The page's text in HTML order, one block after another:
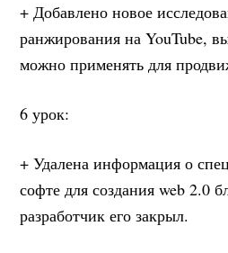
+ Добавлено новое
ранжирования на YouTube,
можно применять для
6 урок:
+ Удалена информация о
софте для создания web 2.0
разработчик его закрыл.